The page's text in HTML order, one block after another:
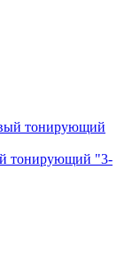
тонирующий "3-